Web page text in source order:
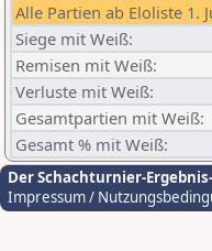
Alle Partien ab Eloliste 1.
Siege mit Weiß:
Remisen mit Weiß:
Verluste mit Weiß:
Gesamtpartien mit Weiß:
Gesamt % mit Weiß:
Der Schachturnier-
Impressum /